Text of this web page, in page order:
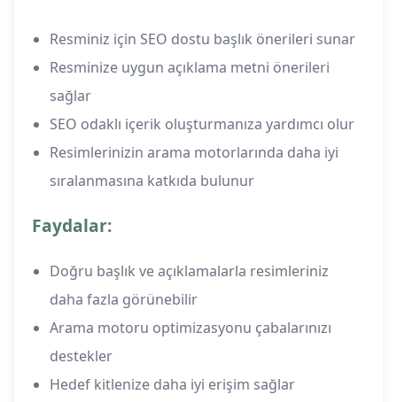
Resminiz için SEO dostu başlık önerileri sunar
Resminize uygun açıklama metni önerileri
sağlar
SEO odaklı içerik oluşturmanıza yardımcı olur
Resimlerinizin arama motorlarında daha iyi
sıralanmasına katkıda bulunur
Faydalar:
Doğru başlık ve açıklamalarla resimleriniz
daha fazla görünebilir
Arama motoru optimizasyonu çabalarınızı
destekler
Hedef kitlenize daha iyi erişim sağlar